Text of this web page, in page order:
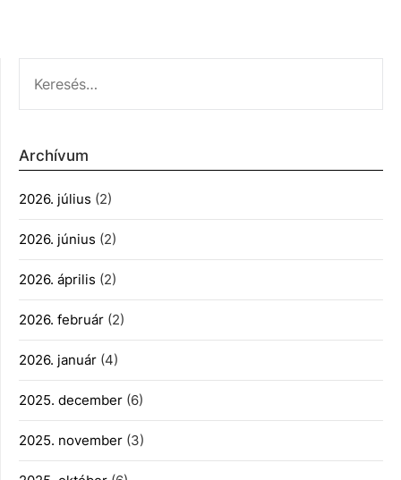
Archívum
2026. július (2)
2026. június (2)
2026. április (2)
2026. február (2)
2026. január (4)
2025. december (6)
2025. november (3)